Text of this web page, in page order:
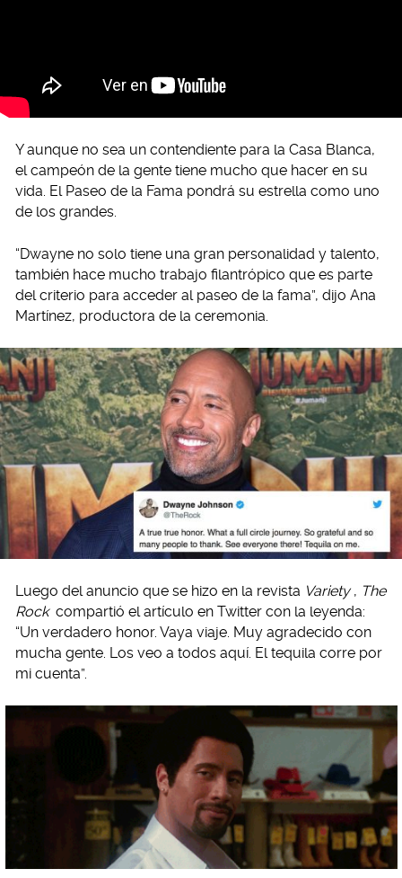
Y aunque no sea un contendiente para la Casa Blanca,
el campeón de la gente tiene mucho que hacer en su
vida. El Paseo de la Fama pondrá su estrella como uno
de los grandes.
“Dwayne no solo tiene una gran personalidad y talento,
también hace mucho trabajo filantrópico que es parte
del criterio para acceder al paseo de la fama”, dijo Ana
Martínez, productora de la ceremonia.
Luego del anuncio que se hizo en la revista Variety , The
Rock compartió el artículo en Twitter con la leyenda:
“Un verdadero honor. Vaya viaje. Muy agradecido con
mucha gente. Los veo a todos aquí. El tequila corre por
mi cuenta”.